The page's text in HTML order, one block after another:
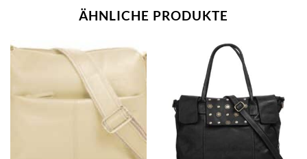
ÄHNLICHE PRODUKTE